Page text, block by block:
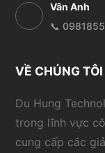
Vân Anh
📞
VỀ CHÚNG TÔI
Du Hung
trong lĩnh vực
cung cấp các